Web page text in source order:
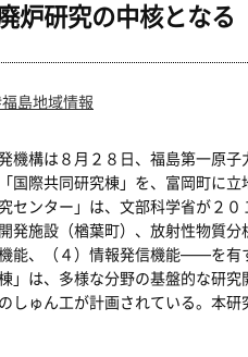
炉研究の中核とな
福島地域情報
機構は８月２８日、福島第一原
国際共同研究棟」を、富岡町に
センター」は、文部科学省が２
発施設（楢葉町）、放射性物質
能、（４）情報発信機能――を有
」は、多様な分野の基盤的な研
しゅん工が計画されている。本